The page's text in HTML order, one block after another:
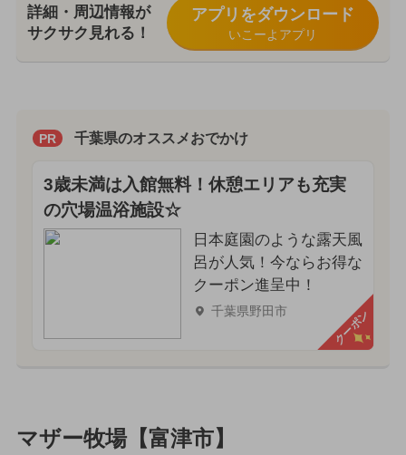
詳細・周辺情報が
サクサク見れる！
アプリをダウンロード
いこーよアプリ
PR 千葉県のオススメおでかけ
3歳未満は入館無料！休憩エリアも充実
の穴場温浴施設☆
日本庭園のような露天風
呂が人気！今ならお得な
クーポン進呈中！
千葉県野田市 クーポン
マザー牧場【富津市】